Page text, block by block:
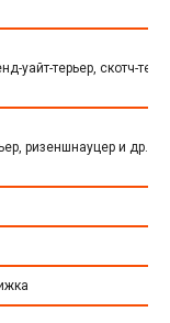
уайт-терьер, скотч-
ризеншнауцер и др.